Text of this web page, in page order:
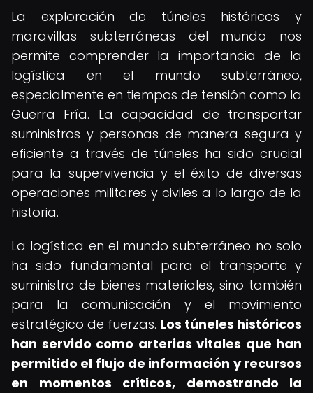
La exploración de túneles históricos y
maravillas subterráneas del mundo nos
permite comprender la importancia de la
logística en el mundo subterráneo,
especialmente en tiempos de tensión como la
Guerra Fría. La capacidad de transportar
suministros y personas de manera segura y
eficiente a través de túneles ha sido crucial
para la supervivencia y el éxito de diversas
operaciones militares y civiles a lo largo de la
historia.
La logística en el mundo subterráneo no solo
ha sido fundamental para el transporte y
suministro de bienes materiales, sino también
para la comunicación y el movimiento
estratégico de fuerzas. Los túneles históricos
han servido como arterias vitales que han
permitido el flujo de información y recursos
en momentos críticos, demostrando la